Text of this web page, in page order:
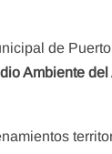
de
Ambiente